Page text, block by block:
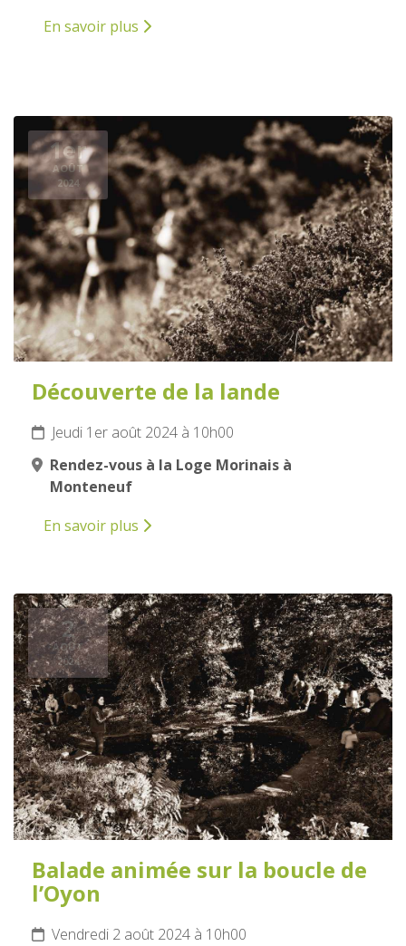
En savoir plus
1er
AOÛT
2024
Découverte de la lande
Jeudi 1er août 2024 à 10h00
Rendez-vous à la Loge Morinais à
Monteneuf
En savoir plus
2
AOÛT
2024
Balade animée sur la boucle de
l’Oyon
Vendredi 2 août 2024 à 10h00